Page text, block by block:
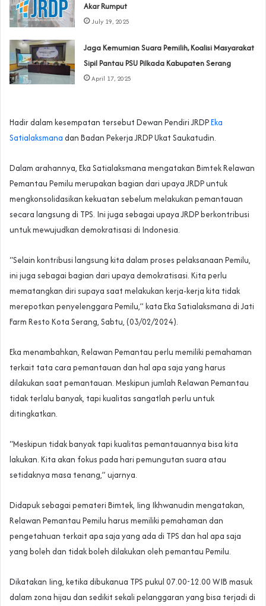
Akar Rumput
July 19, 2025
Jaga Kemurnian Suara Pemilih, Koalisi Masyarakat
Sipil Pantau PSU Pilkada Kabupaten Serang
April 17, 2025
Hadir dalam kesempatan tersebut Dewan Pendiri JRDPEka
Satialaksmana dan Badan Pekerja JRDP Ukat Saukatudin.
Dalam arahannya, Eka Satialaksmana mengatakan Bimtek Relawan
Pemantau Pemilu merupakan bagian dari upaya JRDP untuk
mengkonsolidasikan kekuatan sebelum melakukan pemantauan
secara langsung di TPS. Ini juga sebagai upaya JRDP berkontribusi
untuk mewujudkan demokratisasi di Indonesia.
“Selain kontribusi langsung kita dalam proses pelaksanaan Pemilu,
ini juga sebagai bagian dari upaya demokratisasi. Kita perlu
mematangkan diri supaya saat melakukan kerja-kerja kita tidak
merepotkan penyelenggara Pemilu,” kata Eka Satialaksmana di Jati
Farm Resto Kota Serang, Sabtu, (03/02/2024).
Eka menambahkan, Relawan Pemantau perlu memiliki pemahaman
terkait tata cara pemantauan dan hal apa saja yang harus
dilakukan saat pemantauan. Meskipun jumlah Relawan Pemantau
tidak terlalu banyak, tapi kualitas sangatlah perlu untuk
ditingkatkan.
“Meskipun tidak banyak tapi kualitas pemantauannya bisa kita
lakukan. Kita akan fokus pada hari pemungutan suara atau
setidaknya masa tenang,” ujarnya.
Didapuk sebagai pemateri Bimtek, Iing Ikhwanudin mengatakan,
Relawan Pemantau Pemilu harus memiliki pemahaman dan
pengetahuan terkait apa saja yang ada di TPS dan hal apa saja
yang boleh dan tidak boleh dilakukan oleh pemantau Pemilu.
Dikatakan Iing, ketika dibukanua TPS pukul 07.00-12.00 WIB masuk
dalam zona hijau dan sedikit sekali pelanggaran yang bisa terjadi di